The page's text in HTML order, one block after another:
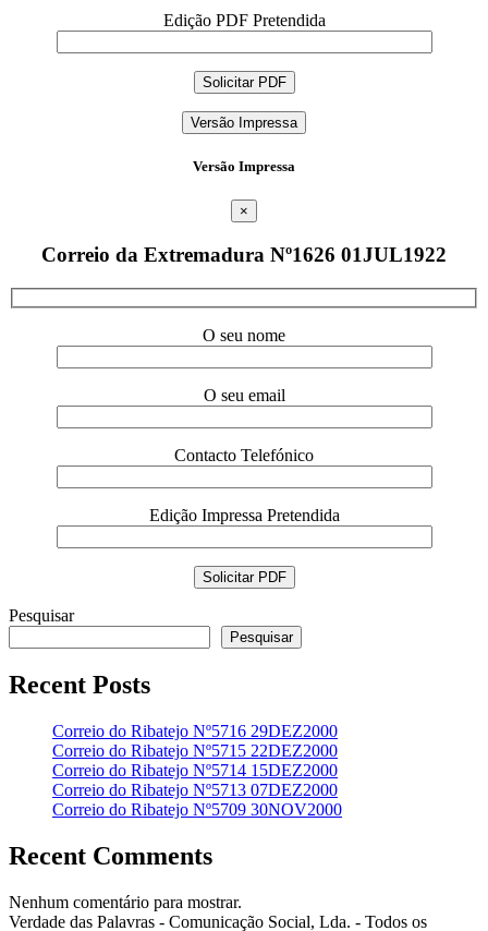
Edição PDF Pretendida
Versão Impressa
Versão Impressa
×
Correio da Extremadura Nº1626 01JUL1922
O seu nome
O seu email
Contacto Telefónico
Edição Impressa Pretendida
Pesquisar
Pesquisar
Recent Posts
Correio do Ribatejo Nº5716 29DEZ2000
Correio do Ribatejo Nº5715 22DEZ2000
Correio do Ribatejo Nº5714 15DEZ2000
Correio do Ribatejo Nº5713 07DEZ2000
Correio do Ribatejo Nº5709 30NOV2000
Recent Comments
Nenhum comentário para mostrar.
Verdade das Palavras - Comunicação Social, Lda. - Todos os